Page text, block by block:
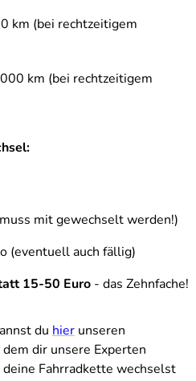
km (bei rechtzeitigem
km (bei rechtzeitigem
mit gewechselt werden!)
(eventuell auch fällig)
15-50 Euro - das Zehnfache!
du hier unseren
dir unsere Experten
Fahrradkette wechselst